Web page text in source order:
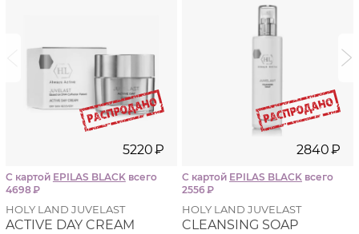
i
5220₽
С картой EPILAS BLACKвсего
4698₽
HOLY LAND JUVELAST
ACTIVE DAY CREAM
2840₽
С картой EPILAS BLACK всего
2556₽
HOLY LAND JUVELAST
CLEANSING SOAP